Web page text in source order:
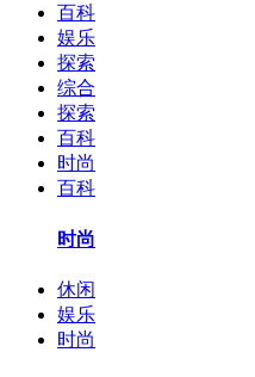
百科
娱乐
探索
综合
探索
百科
时尚
百科
时尚
休闲
娱乐
时尚